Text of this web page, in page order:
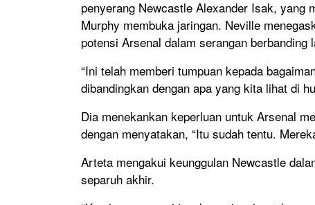
penyerang Newcastle Alexander Isak, yang
Murphy membuka jaringan. Neville
potensi Arsenal dalam serangan berbanding
“Ini telah memberi tumpuan kepada
dibandingkan dengan apa yang kita lihat di
Dia menekankan keperluan untuk Arsenal
dengan menyatakan, “Itu sudah tentu.
Arteta mengakui keunggulan Newcastle
separuh akhir.